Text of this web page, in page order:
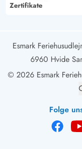
Zertifikate
Esmark
6960 Hvide
© 2026 Esmark
Folge